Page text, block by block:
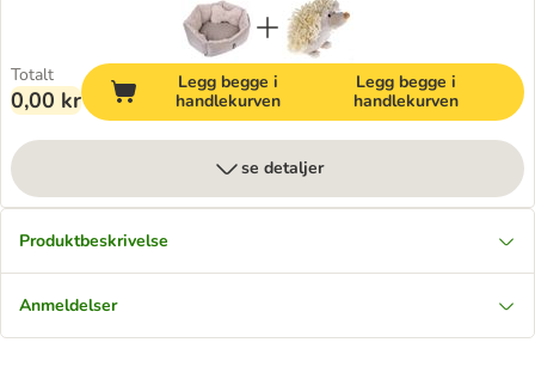
Totalt
0,00 kr
Legg begge i
handlekurven
Legg begge i
handlekurven
se detaljer
Produktbeskrivelse
Anmeldelser